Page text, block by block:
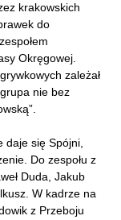
krakowskich
do
Okręgowej.
zależał
nie bez
daje się Spójni,
Do zespołu z
Duda, Jakub
W kadrze na
z Przeboju